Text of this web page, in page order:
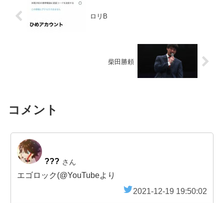
ロリB
柴田勝頼
コメント
??? さん
エゴロック(@YouTubeより
2021-12-19 19:50:02